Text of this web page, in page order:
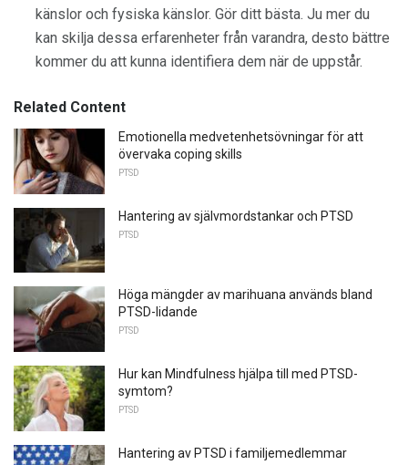
känslor och fysiska känslor. Gör ditt bästa. Ju mer du
kan skilja dessa erfarenheter från varandra, desto bättre
kommer du att kunna identifiera dem när de uppstår.
Related Content
Emotionella medvetenhetsövningar för att
övervaka coping skills
PTSD
Hantering av självmordstankar och PTSD
PTSD
Höga mängder av marihuana används bland
PTSD-lidande
PTSD
Hur kan Mindfulness hjälpa till med PTSD-
symtom?
PTSD
Hantering av PTSD i familjemedlemmar